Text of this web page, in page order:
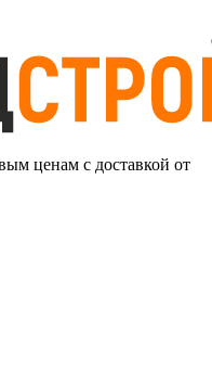
ценам с доставкой от